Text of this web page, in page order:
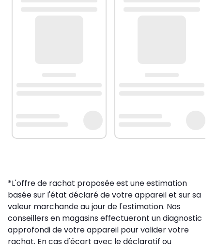
*L'offre de rachat proposée est une estimation
basée sur l'état déclaré de votre appareil et sur sa
valeur marchande au jour de l'estimation. Nos
conseillers en magasins effectueront un diagnostic
approfondi de votre appareil pour valider votre
rachat. En cas d'écart avec le déclaratif ou